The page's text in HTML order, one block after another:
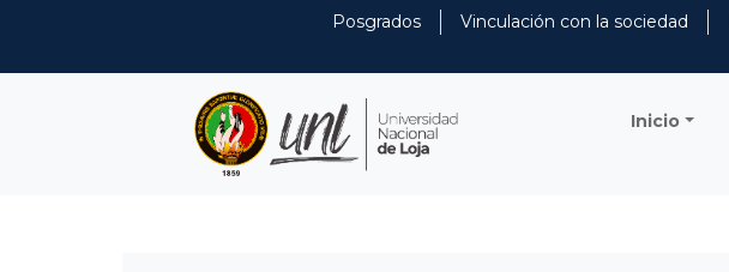
Posgrados Vinculación con la sociedad
Inicio